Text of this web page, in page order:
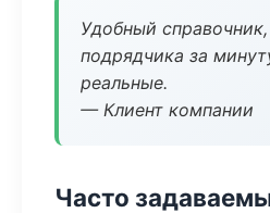
Удобный
подрядчика за
реальные.
— Клиент компании
Часто